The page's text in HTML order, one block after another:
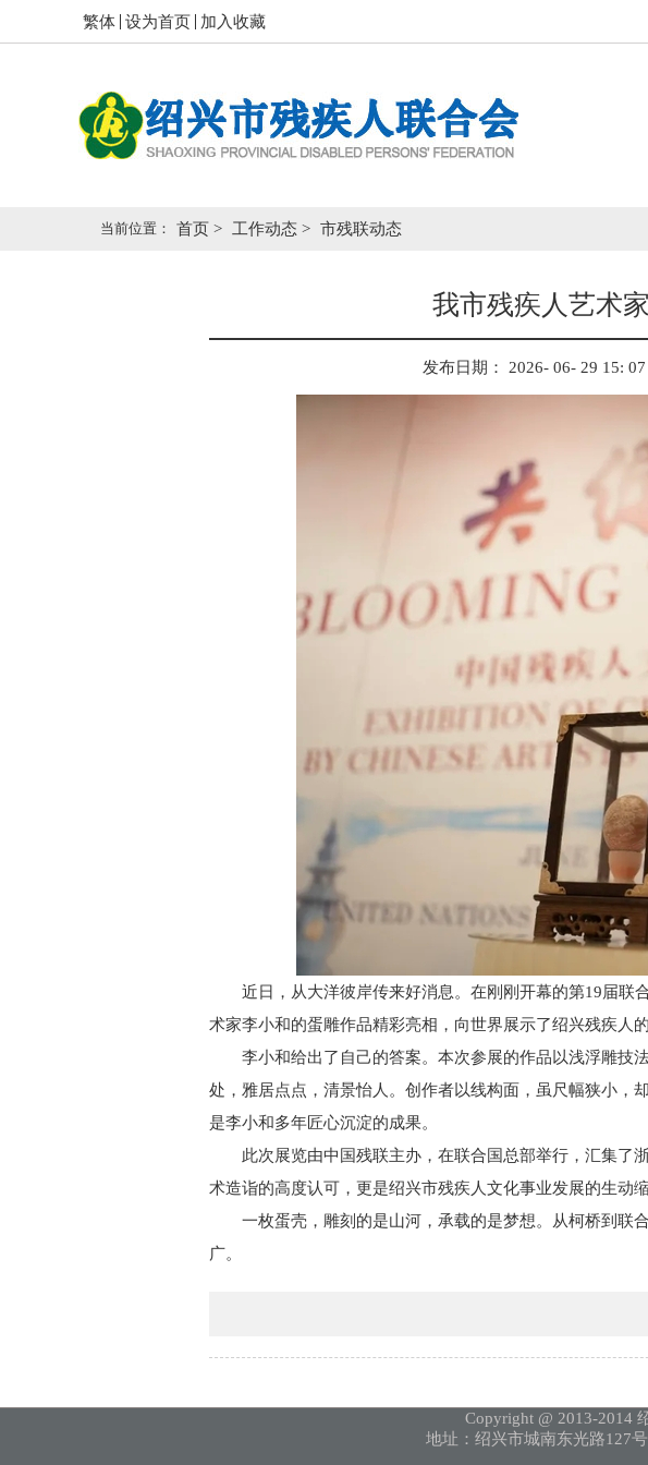
繁体 设为首页 加入收藏
当前位置： 首页 > 工作动态 > 市残联动态
我市残疾人艺术
发布日期： 2026- 06- 29 15: 07
近日，从大洋彼岸传来好消息。在刚刚开幕的第19届联
术家李小和的蛋雕作品精彩亮相， 向世界展示了绍兴残疾人
李小和给出了自己的答案。本次参展的作品以浅浮雕技
处，雅居点点，清景怡人。创作者以线构面，虽尺幅狭小
是李小和多年匠心沉淀的成果。
此次展览由中国残联主办，在联合国总部举行，汇集了
术造诣的高度认可，更是绍兴市残疾人文化事业发展的生动缩
一枚蛋壳，雕刻的是山河，承载的是梦想。从柯桥到联
广。
Copyright @ 2013-2014
地址：绍兴市城南东光路127